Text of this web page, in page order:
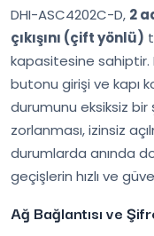
DHI-ASC4202C-D, 2
çıkışını (çift yönlü)
kapasitesine sahiptir.
butonu girişi ve kapı
durumunu eksiksiz bir
zorlanması, izinsiz
durumlarda anında
geçişlerin hızlı ve
Ağ Bağlantısı ve